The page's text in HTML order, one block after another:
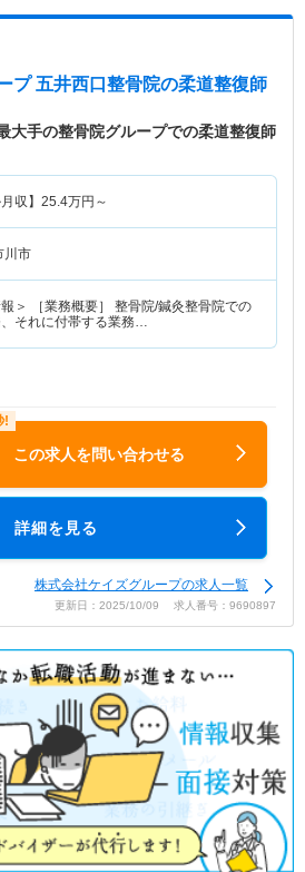
プ 五井西口整骨院の柔道整復師
大手の整骨院グループでの柔道整復師
収】 25.4万円～
川市
報＞ ［業務概要］ 整骨院/鍼灸整骨院での
それに付帯する業務…
この求人を問い合わせる
詳細を見る
株式会社ケイズグループの求人一覧
更新日：2025/10/09 求人番号：9690897